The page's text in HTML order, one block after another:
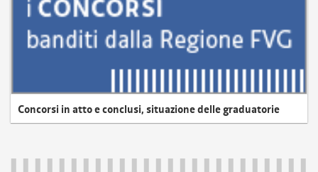
Concorsi in atto e conclusi, situazione delle graduatorie